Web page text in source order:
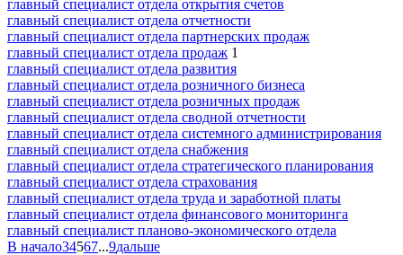
главный специалист отдела открытия счетов
главный специалист отдела отчетности
главный специалист отдела партнерских продаж
главный специалист отдела продаж 1
главный специалист отдела развития
главный специалист отдела розничного бизнеса
главный специалист отдела розничных продаж
главный специалист отдела сводной отчетности
главный специалист отдела системного администрирования
главный специалист отдела снабжения
главный специалист отдела стратегического планирования
главный специалист отдела страхования
главный специалист отдела труда и заработной платы
главный специалист отдела финансового мониторинга
главный специалист планово-экономического отдела
В начало34567...9дальше